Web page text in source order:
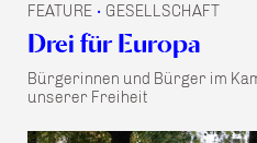
FEATURE • GESELLSCHAFT
Drei für Europa
Bürgerinnen und Bürger im
unserer Freiheit